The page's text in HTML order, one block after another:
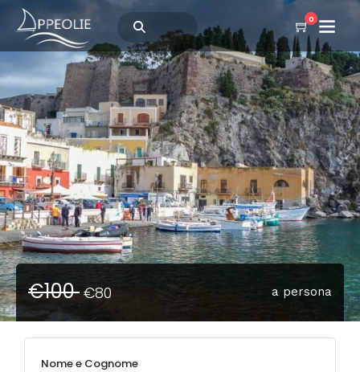
0
€100 €80 a persona
Nome e Cognome